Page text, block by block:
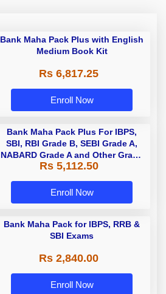
Bank Maha Pack Plus with English
Medium Book Kit
Rs 6,817.25
Enroll Now
Bank Maha Pack Plus For IBPS,
SBI, RBI Grade B, SEBI Grade A,
NABARD Grade A and Other Grade
A & Grade B Bank Exams
Rs 5,112.50
Enroll Now
Bank Maha Pack for IBPS, RRB &
SBI Exams
Rs 2,840.00
Enroll Now